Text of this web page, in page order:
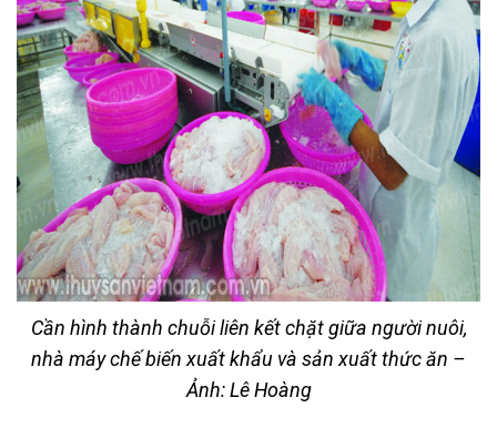
Cần hình thành chuỗi liên kết chặt giữa người nuôi,
nhà máy chế biến xuất khẩu và sản xuất thức ăn –
Ảnh: Lê Hoàng